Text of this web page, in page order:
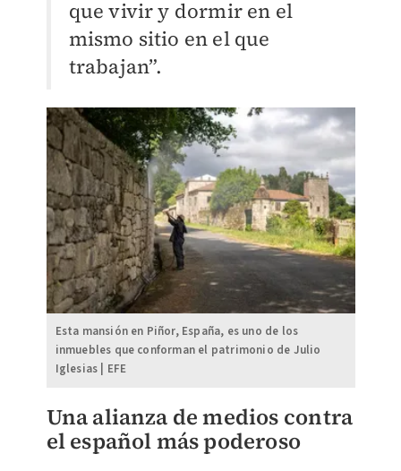
que vivir y dormir en el
mismo sitio en el que
trabajan”.
Esta mansión en Piñor, España, es uno de los
inmuebles que conforman el patrimonio de Julio
Iglesias | EFE
Una alianza de medios contra
el español más poderoso